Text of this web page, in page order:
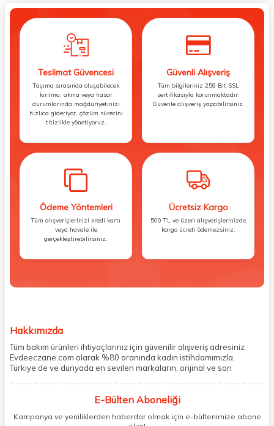
çalışmalarıyla Avrupa'da dermatolojik olarak test
edilen Cream Co. ürünleri, temiz içerikli, çevre dostu,
PETA sertifikalı, cruelty-free ve vegan özelliklere
sahiptir. Cildinizin ihtiyaçlarını dikkate alan ve temiz
içeriklerle güvenli bir
cilt bakımı deneyimi sunan Cream Co., cildinizin
canlılığını yeniden kazanmasına yardımcı olur.
Cream Co.
, her cilt tipinin en iyi bakımı hak ettiğine
inanır ve ürünlerinde herhangi bir toksik, alerjen veya
tahriş edici madde içermez. Ürünleri, Avrupa
regülasyonları ve temiz içerikli, toksik olmayan ve
üretilir. Bu
standartlara uygun olarak, 2.000'den fazla yasaklı
içerik kullanılmaz.
Cream Co. tarafından asla kullanılmayan içerikleri
GMO’lar
Alüminyum
Formaldehit
Benzalkonyum Klorür/Benzetonyum Klorür
Teslimat Güvencesi
Taşıma sırasında oluşabilecek
kırılma, akma veya hasar
durumlarında mağduriyetinizi
hızlıca gideriyor, çözüm sürecini
titizlikle yönetiyoruz.
Güvenli Alışveriş
Tüm bilgileriniz 256 Bit SSL
sertifikasıyla korunmaktadır.
Güvenle alışveriş yapabilirsiniz.
Ödeme Yöntemleri
Tüm alışverişlerinizi kredi kartı
veya havale ile
gerçekleştirebilirsiniz.
Ücretsiz Kargo
500 TL ve üzeri alışverişlerinizde
kargo ücreti ödemezsiniz.
Hakkımızda
Tüm bakım ürünleri ihtiyaçlarınız için güvenilir alışveriş adresiniz
Evdeeczane.com olarak %80 oranında kadın istihdamımızla,
Türkiye’de ve dünyada en sevilen markaların, orijinal ve son
paketliyoruz. Herhangi bir durumdan dolayı olumsuz olarak geri
müşteri temsilcilerimiz aracılığı ile gerekli tüm desteği sağlıyoruz.
E-Bülten Aboneliği
Kampanya ve yeniliklerden haberdar olmak için e-bültenimize abone